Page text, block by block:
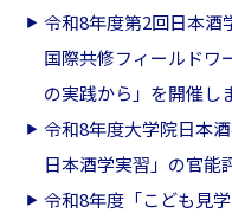
令和8年度第2回日本酒
国際共修フィールド
の実践から」を開催し
令和8年度大学院日本
日本酒学実習」の官能
令和8年度「こども見